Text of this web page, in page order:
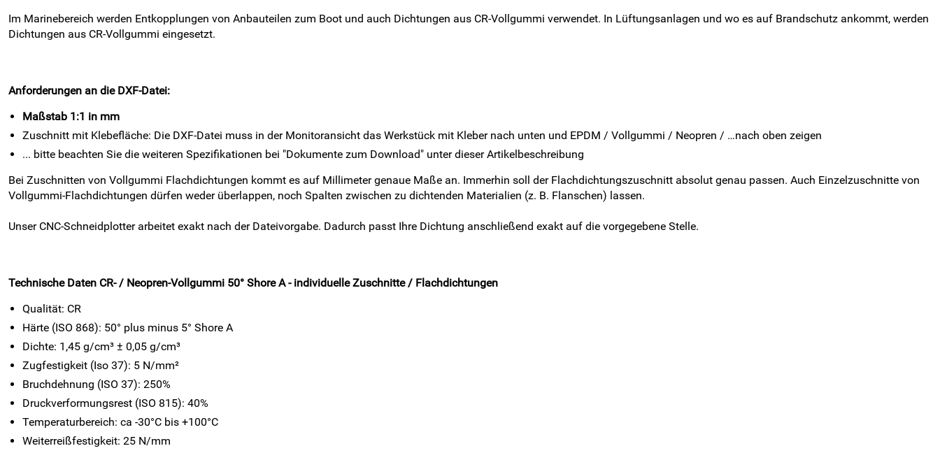
Im Marinebereich werden Entkopplungen von Anbauteilen zum Boot und auch Dichtungen aus CR-Vollgummi verwendet. In Lüftungsanlagen und wo es auf Brandschutz ankommt, werden
Dichtungen aus CR-Vollgummi eingesetzt.
Anforderungen an die DXF-Datei:
Maßstab 1:1 in mm
Zuschnitt mit Klebefläche: Die DXF-Datei muss in der Monitoransicht das Werkstück mit Kleber nach unten und EPDM / Vollgummi / Neopren / …nach oben zeigen
... bitte beachten Sie die weiteren Spezifikationen bei "Dokumente zum Download" unter dieser Artikelbeschreibung
Bei Zuschnitten von Vollgummi Flachdichtungen kommt es auf Millimeter genaue Maße an. Immerhin soll der Flachdichtungszuschnitt absolut genau passen. Auch Einzelzuschnitte von
Vollgummi-Flachdichtungen dürfen weder überlappen, noch Spalten zwischen zu dichtenden Materialien (z. B. Flanschen) lassen.
Unser CNC-Schneidplotter arbeitet exakt nach der Dateivorgabe. Dadurch passt Ihre Dichtung anschließend exakt auf die vorgegebene Stelle.
Technische Daten CR- / Neopren-Vollgummi 50° Shore A - individuelle Zuschnitte / Flachdichtungen
Qualität: CR
Härte (ISO 868): 50° plus minus 5° Shore A
Dichte: 1,45 g/cm³ ± 0,05 g/cm³
Zugfestigkeit (Iso 37): 5 N/mm²
Bruchdehnung (ISO 37): 250%
Druckverformungsrest (ISO 815): 40%
Temperaturbereich: ca -30°C bis +100°C
Weiterreißfestigkeit: 25 N/mm